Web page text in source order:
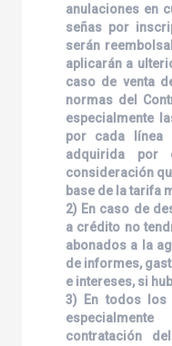
anulaciones en
señas por
serán
aplicarán a
caso de venta
normas del
especialmente
por cada línea
adquirida por
consideración
base de la tarifa
2) En caso de
a crédito no
abonados a la
de informes,
e intereses, si
3) En todos los
contratación